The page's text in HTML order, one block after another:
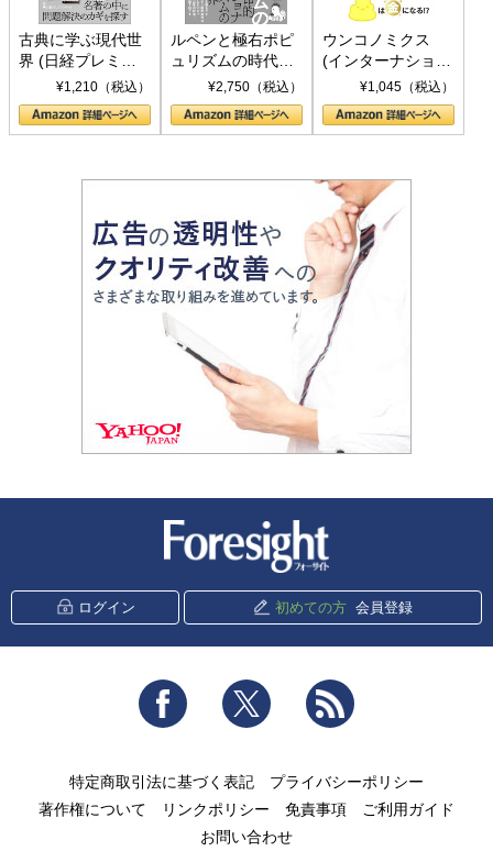
古典に学ぶ現代世
界 (日経プレミア
シリーズ)¥1,210（税込）
ルペンと極右ポピ
ュリズムの時代：
〈ヤヌス〉の二つ
の顔
¥2,750（税込）
ウンコノミクス
(インターナショナ
ル新書)¥1,045（税込）
ログイン 初めての方 会員登録
Facebook Twitter
特定商取引法に基づく表記
プライバシーポリシー
著作権について
リンクポリシー 免責事項
ご利用ガイド
お問い合わせ